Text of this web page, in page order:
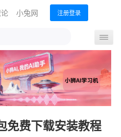
小兔网 注册登录
导
航
关
视频编辑
工程设计
免费下载安装教程